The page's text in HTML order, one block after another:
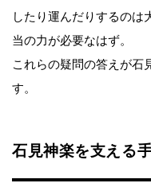
したり運んだりするのは
当の力が必要なはず。
これらの疑問の答えが石
す。
石見神楽を支える